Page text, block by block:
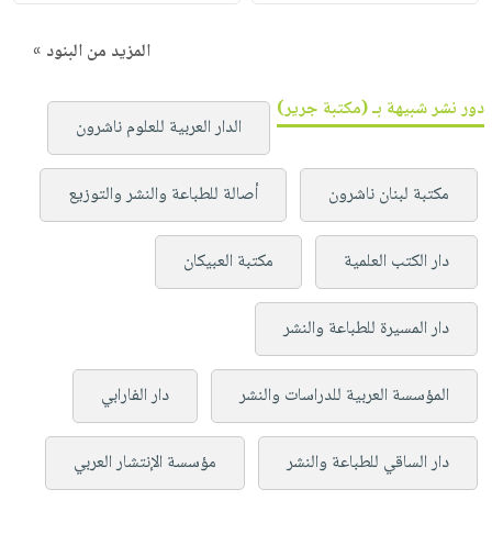
المزيد من البنود »
دور نشر شبيهة بـ (مكتبة جرير)
الدار العربية للعلوم ناشرون
مكتبة لبنان ناشرون أصالة للطباعة والنشر والتوزيع
دار الكتب العلمية مكتبة العبيكان
دار المسيرة للطباعة والنشر
المؤسسة العربية للدراسات والنشر دار الفارابي
دار الساقي للطباعة والنشر مؤسسة الإنتشار العربي